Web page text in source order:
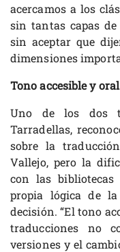
acercamos a los
sin tantas capas
sin aceptar que
dimensiones
Tono accesible y oral
Uno de los dos
Tarradellas,
sobre la
Vallejo, pero la
con las
propia lógica de
decisión. “El tono
traducciones no
versiones y el